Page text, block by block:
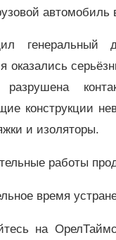
генеральный
оказались
разрушена
конструкции
и изоляторы.
работы
время
на